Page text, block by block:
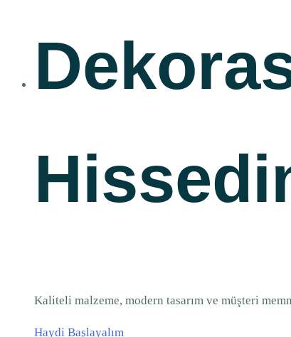
Kaliteli malzeme, modern tasarım ve müşteri
Haydi Başlayalım